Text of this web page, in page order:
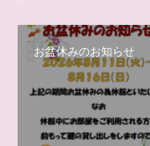
お盆休みのお知らせ